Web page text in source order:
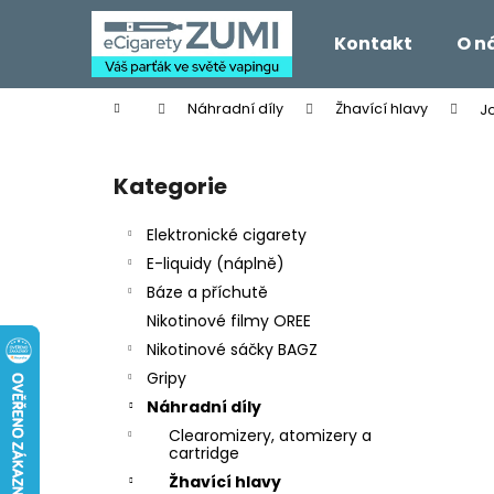
Kontakt O
Domů Náhradní díly Žhavící hlavy
Přeskočit
kategorie
Kategorie
Elektronické cigarety
E-liquidy (náplně)
Báze a příchutě
Nikotinové filmy OREE
Nikotinové sáčky BAGZ
Gripy
Náhradní díly
Clearomizery, atomizery a
cartridge
Žhavící hlavy
í
Zpět
do
Zpět
do